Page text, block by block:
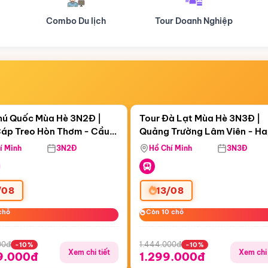
Tour Doanh Nghiệp Du lịch Hành Hương
11:29:16
Treo Hòn Thơm
Quốc Mùa Hè 3N2Đ |
Treo Hòn Thơm - Cầu
Viên Nước Aquatopia
Minh 3N2Đ
-10%
Xem chi tiết
Còn05 ngày 11:29:16
Tour Đà Lạt Mùa Hè 3N3Đ |
Quảng Trường Lâm Viên -
Hill - Puppy Farm
Hồ Chí Minh 3N3Đ
13/08
Còn 10 chỗ
Còn 10 chỗ
1.444.000đ -10%
1.299.000đ Xem